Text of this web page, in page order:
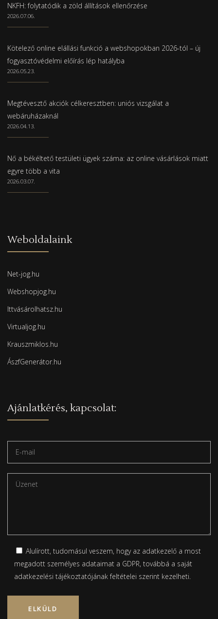
NKFH: folytatódik a zöld állítások ellenőrzése
2026.07.06.
Kötelező online elállási funkció a webshopokban 2026-tól – új
fogyasztóvédelmi előírás lép hatályba
2026.05.23.
Megtévesztő akciók célkeresztben: uniós vizsgálat a
webáruházaknál
2026.04.13.
Nő a békéltető testületi ügyek száma: az online vásárlások miatt
egyre több a vita
2026.03.07.
Weboldalaink
Net-jog.hu
Webshopjog.hu
Ittvásárolhatsz.hu
Virtualjog.hu
Krauszmiklos.hu
ÁszfGenerátor.hu
Ajánlatkérés, kapcsolat:
Alulírott, tudomásul veszem, hogy az adatkezelő a most
megadott személyes adataimat a GDPR, továbbá a saját
adatkezelési tájékoztatójánakfeltételei szerint kezelheti.